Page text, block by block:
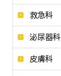
救急科
泌尿器科
皮膚科